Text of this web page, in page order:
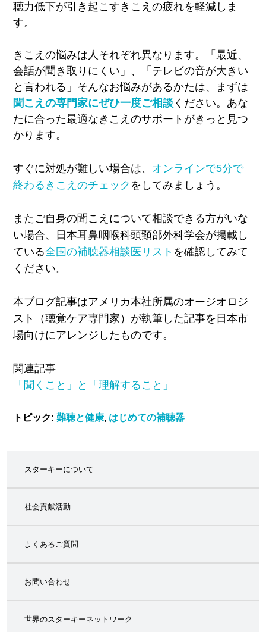
聴力低下が引き起こすきこえの疲れを軽減しま
す。
きこえの悩みは人それぞれ異なります。
「最近、
会話が聞き取りにくい」、「テレビの音が大きい
と言われる」そんなお悩みがあるかたは、まずは
聞こえの専門家にぜひ一度ご相談ください。 あな
たに合った最適なきこえのサポート がきっと見つ
かります。
すぐに対処が難しい場合は、 オンラインで5分で
終わるきこえのチェック をしてみましょう。
またご自身の聞こえについて相談できる方がいな
い場合、日本耳鼻咽喉科頭頸部外科学会が掲載し
ている全国の補聴器相談医リスト を確認してみて
ください。
本ブログ記事はアメリカ本社所属のオージオロジ
スト（聴覚ケア専門家）が執筆した記事を日本市
場向けにアレンジしたものです。
関連記事
「聞くこと」と「理解すること」
トピック: 難聴と健康, はじめての補聴器
スターキーについて
社会貢献活動
よくあるご質問
お問い合わせ
世界のスターキーネットワーク